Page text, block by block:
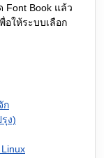
Font Book แล้ว
พื่อให้ระบบเลือก
ก
ง)